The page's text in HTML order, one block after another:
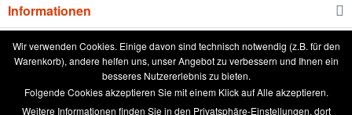
Informationen
Newsletter
* Alle Preise inkl. gesetzl. Mehrwertsteuer zzgl.Versandkosten
und ggf.
Nachnahmegebühren, wenn nicht anders beschrieben
Wir verwenden Cookies. Einige davon sind technisch notwendig (z.B. für den
Warenkorb), andere helfen uns, unser Angebot zu verbessern und Ihnen ein
besseres Nutzererlebnis zu bieten.
Folgende Cookies akzeptieren Sie mit einem Klick auf Alle akzeptieren.
Weitere Informationen finden Sie in den Privatsphäre-Einstellungen, dort